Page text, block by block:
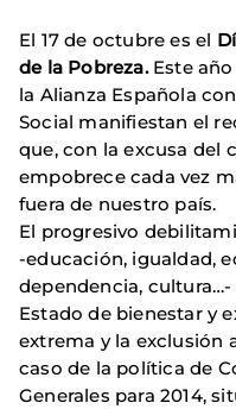
El 17 de octubre es el
de la Pobreza. Este
la Alianza Española
Social manifiestan el
que, con la excusa del
empobrece cada vez
fuera de nuestro país.
El progresivo
-educación, igualdad,
dependencia,
Estado de bienestar y
extrema y la exclusión
caso de la política de
Generales para 2014,